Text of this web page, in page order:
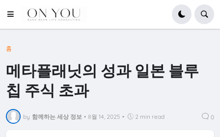
홈
메타플래닛의 성과 일본 블루
칩 주식 초과
by 함께하는 세상 정보 • 8월 14, 2025 • 2 min read 0